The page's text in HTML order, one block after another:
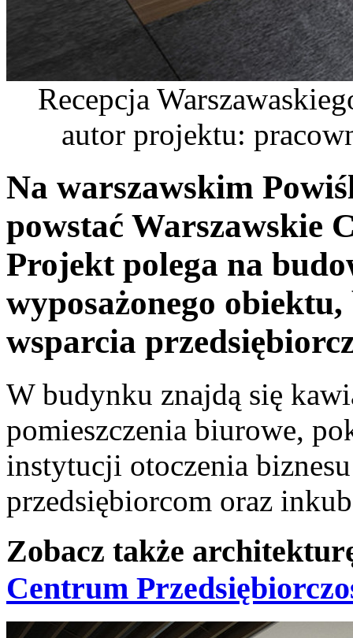
Recepcja
autor projektu:
Na warszawskim
powstać Warszawskie
Projekt polega na
wyposażonego
wsparcia
W budynku znajdą się
pomieszczenia biurowe,
instytucji otoczenia
przedsiębiorcom oraz
Zobacz także
Centrum